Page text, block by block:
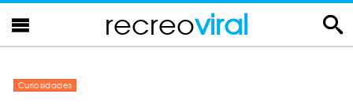
recreoviral
Curiosidades